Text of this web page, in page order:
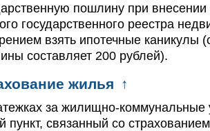
пошлину при
государственного реестра
взять ипотечные каникулы
составляет 200 рублей).
жилья ↑
за жилищно-коммунальные
пункт, связанный со